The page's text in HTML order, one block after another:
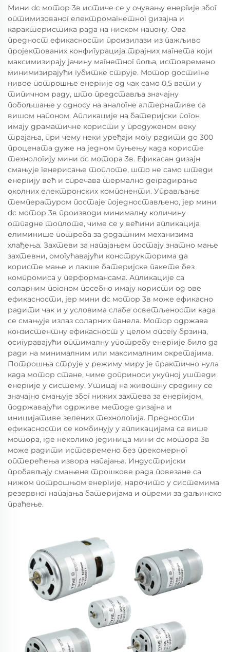
Мини dc мотор 3в истиче се у очувању енергије због
оптимизованог електромагнетног дизајна и
карактеристика рада на ниском напону. Ова
предност ефикасности произилази из пажљиво
пројектованих конфигурација трајних магнета који
максимизирају јачину магнетног поља, истовремено
минимизирајући губитке струје. Мотор достигне
нивое потрошње енергије од чак само 0,5 вати у
типичном раду, што представља значајну
побољшање у односу на аналогне алтернативе са
вишом напоном. Апликације на батеријски погон
имају драматичне користи у продуженом веку
трајања, при чему неки уређаји могу радити до 300
процената дуже на једном пуњењу када користе
технологију мини dc мотора 3в. Ефикасан дизајн
смањује генерисање топлоте, што не само штеди
енергију већ и спречава термално деградирање
околних електронских компоненти. Управљање
температуром постаје поједностављено, јер мини
dc мотор 3в производи минималну количину
отпадне топлоте, чиме се у већини апликација
елиминише потреба за додатним механизима
хлађења. Захтеви за напајањем постају знатно мање
захтевни, омогућавајући конструкторима да
користе мање и лакше батеријске пакете без
компромиса у перформансама. Апликације са
соларним погоном посебно имају користи од ове
ефикасности, јер мини dc мотор 3в може ефикасно
радити чак и у условима слабе осветљености када
се смањује излаз соларних панела. Мотор одржава
конзистентну ефикасност у целом опсегу брзина,
осигуравајући оптималну употребу енергије било да
ради на минималним или максималним окретајима.
Потрошња струје у режиму миру је практично нула
када мотор стане, чиме доприноси укупној уштеди
енергије у систему. Утицај на животну средину се
значајно смањује због нижих захтева за енергијом,
подржавајући одрживе методе дизајна и
иницијативе зелених технологија. Предности
ефикасности се комбинују у апликацијама са више
мотора, где неколико јединица мини dc мотора 3в
може радити истовремено без прекомерног
оптерећења извора напајања. Индустријски
пробављају смањене трошкове рада повезане са
нижом потрошњом енергије, нарочито у системима
резервног напајања батеријама и опреми за даљинско
праћење.